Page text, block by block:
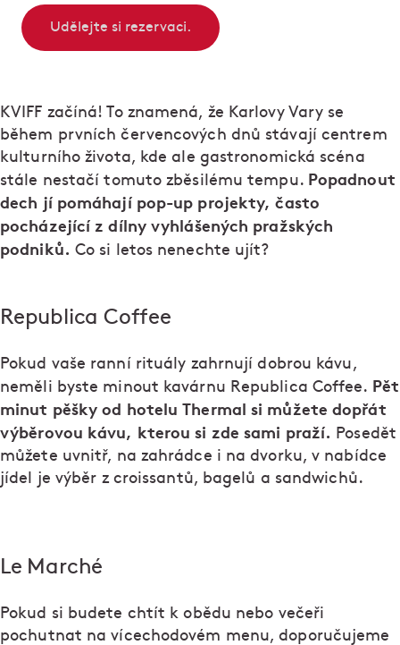
Udělejte si rezervaci.
KVIFF začíná! To znamená, že Karlovy Vary se
během prvních červencových dnů stávají centrem
kulturního života, kde ale gastronomická scéna
stále nestačí tomuto zběsilému tempu. Popadnout
dech jí pomáhají pop-up projekty, často
pocházející z dílny vyhlášených pražských
podniků. Co si letos nenechte ujít?
Republica Coffee
Pokud vaše ranní rituály zahrnují dobrou kávu,
neměli byste minout kavárnu Republica Coffee. Pět
minut pěšky od hotelu Thermal si můžete dopřát
výběrovou kávu, kterou si zde sami praží. Posedět
můžete uvnitř, na zahrádce i na dvorku, v nabídce
jídel je výběr z croissantů, bagelů a sandwichů.
Le Marché
Pokud si budete chtít k obědu nebo večeři
pochutnat na vícechodovém menu, doporučujeme